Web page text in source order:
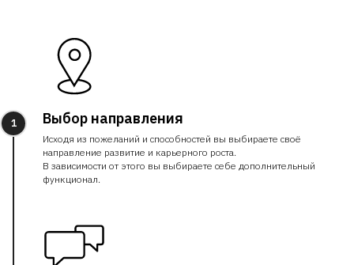
1 Выбор направления
Исходя из пожеланий и способностей вы выбираете своё
направление развитие и карьерного роста.
В зависимости от этого вы выбираете себе дополнительный
функционал.